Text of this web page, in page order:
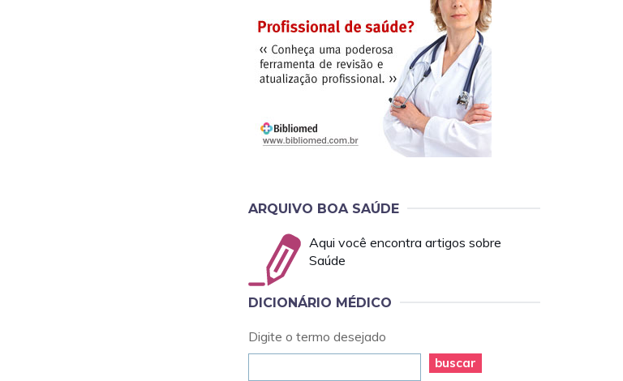
ARQUIVO BOA SAÚDE
Aqui você encontra artigos sobre
Saúde
DICIONÁRIO MÉDICO
Digite o termo desejado
buscar